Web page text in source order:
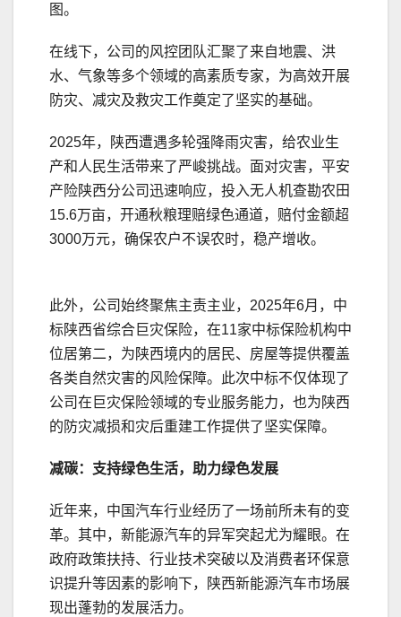
图。
在线下，公司的风控团队汇聚了来自地震、洪
水、气象等多个领域的高素质专家，为高效开展
防灾、减灾及救灾工作奠定了坚实的基础。
2025年，陕西遭遇多轮强降雨灾害，给农业生
产和人民生活带来了严峻挑战。面对灾害，平安
产险陕西分公司迅速响应，投入无人机查勘农田
15.6万亩，开通秋粮理赔绿色通道，赔付金额超
3000万元，确保农户不误农时，稳产增收。
此外，公司始终聚焦主责主业，2025年6月，中
标陕西省综合巨灾保险，在11家中标保险机构中
位居第二，为陕西境内的居民、房屋等提供覆盖
各类自然灾害的风险保障。此次中标不仅体现了
公司在巨灾保险领域的专业服务能力，也为陕西
的防灾减损和灾后重建工作提供了坚实保障。
减碳：支持绿色生活，助力绿色发展
近年来，中国汽车行业经历了一场前所未有的变
革。其中，新能源汽车的异军突起尤为耀眼。在
政府政策扶持、行业技术突破以及消费者环保意
识提升等因素的影响下，陕西新能源汽车市场展
现出蓬勃的发展活力。